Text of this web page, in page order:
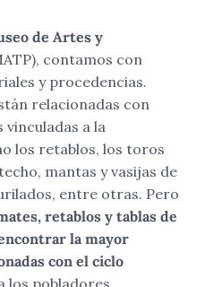
de Artes y
contamos con
y procedencias.
relacionadas con
a la
los retablos, los toros
mantas y vasijas de
entre otras. Pero
retablos y tablas de
la mayor
con el ciclo
los pobladores